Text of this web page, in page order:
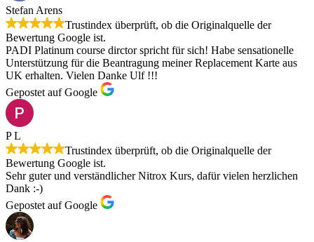
Stefan Arens
Trustindex überprüft, ob die Originalquelle der
Bewertung Google ist.
PADI Platinum course dirctor spricht für sich! Habe sensationelle
Unterstützung für die Beantragung meiner Replacement Karte aus
UK erhalten. Vielen Danke Ulf !!!
Gepostet auf Google
P L
Trustindex überprüft, ob die Originalquelle der
Bewertung Google ist.
Sehr guter und verständlicher Nitrox Kurs, dafür vielen herzlichen
Dank :-)
Gepostet auf Google